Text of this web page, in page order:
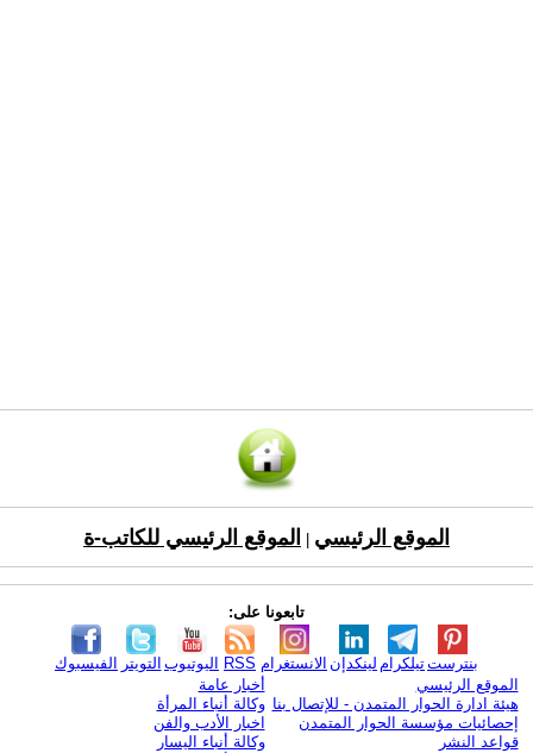
الموقع الرئيسي الموقع الرئيسي للكاتب-ة
تابعونا على:
الفيسبوك التويتر اليوتيوب RSS الانستغرام لينكدإن تيلكرامبنترست
الموقع الرئيسي
هيئة ادارة الحوار المتمدن - للإتصال بنا
إحصائيات مؤسسة الحوار المتمدن
قواعد النشر
أخبار عامة
وكالة أنباء المرأة
اخبار الأدب والفن
وكالة أنباء اليسار